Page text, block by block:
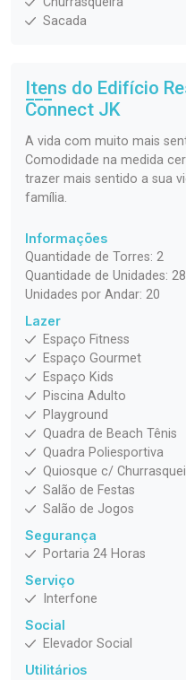
Sacada
Itens do Edifício
Connect JK
A vida com muito mais
Comodidade na medida
trazer mais sentido a sua
família.
Informações
Quantidade de Torres: 2
Quantidade de Unidades:
Unidades por Andar: 20
Lazer
Espaço Fitness
Espaço Gourmet
Espaço Kids
Piscina Adulto
Playground
Quadra de Beach Tênis
Quadra Poliesportiva
Quiosque c/
Salão de Festas
Salão de Jogos
Segurança
Portaria 24 Horas
Serviço
Interfone
Social
Elevador Social
Utilitários